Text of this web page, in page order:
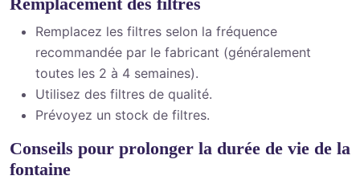
Remplacez les filtres selon la fréquence
recommandée par le fabricant (généralement
toutes les 2 à 4 semaines).
Utilisez des filtres de qualité.
Prévoyez un stock de filtres.
Conseils pour prolonger la durée de vie de la
fontaine